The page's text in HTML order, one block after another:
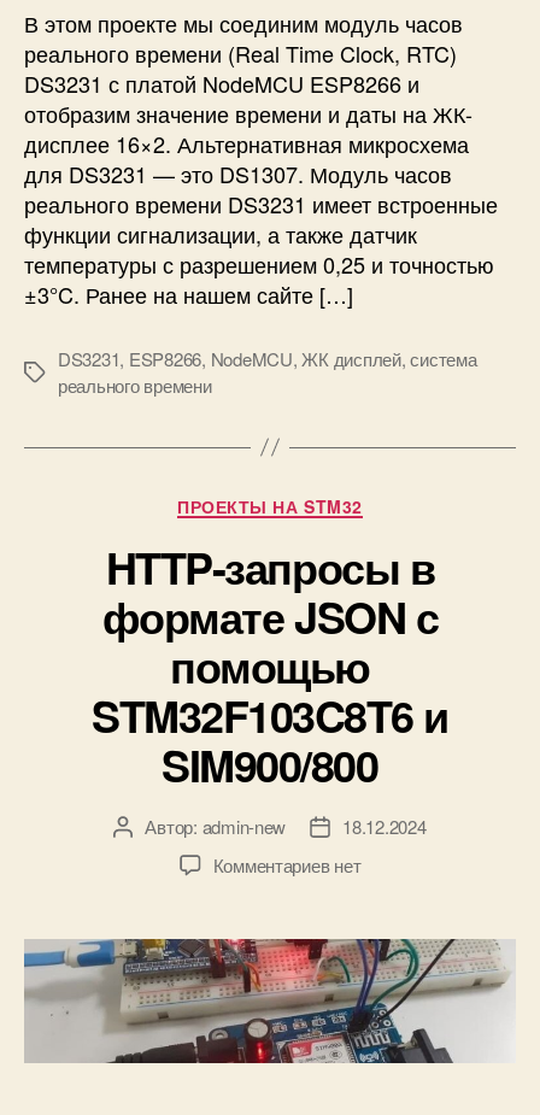
к
л
ю
ч
е
н
и
е
м
о
д
у
я
р
а
л
ь
о
г
о
в
р
м
е
(
R
T
C
)
В этом проекте мы соединим модуль часов
реального времени (Real Time Clock, RTC)
DS3231 с платой NodeMCU ESP8266 и
отобразим значение времени и даты на ЖК-
дисплее 16×2. Альтернативная микросхема
для DS3231 — это DS1307. Модуль часов
реального времени DS3231 имеет встроенные
функции сигнализации, а также датчик
температуры с разрешением 0,25 и точностью
±3°C. Ранее на нашем сайте […]
М
к
DS3231, ESP8266, NodeMCU, ЖК дисплей,система
реального времени
Р
у
б
р
и
к
и
ПРОЕКТЫ НА STM32
HTTP-запросы в
формате JSON с
помощью
STM32F103C8T6 и
SIM900/800
А
р
з
а
п
и
с
Автор: admin-new
Д
т
з
а
п
и
с
и
18.12.2024
Комментариевк
п
и
с
и
H
нет